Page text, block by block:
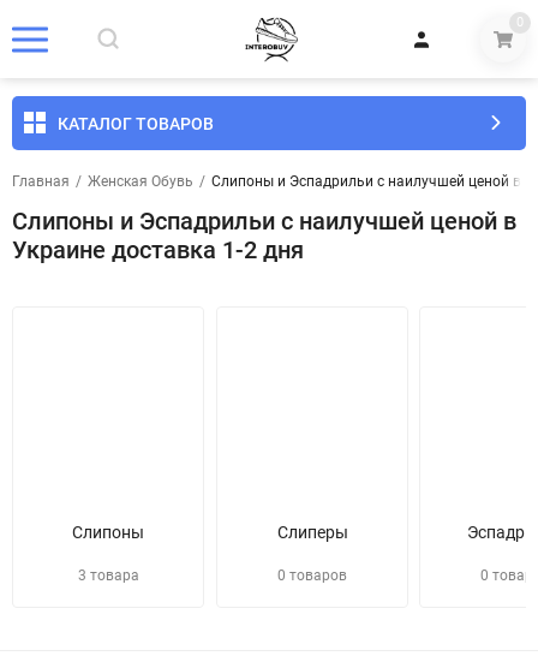
0
КАТАЛОГ ТОВАРОВ
Главная / Женская Обувь / Слипоны и Эспадрильи с наилучшей ценой в
Слипоны и Эспадрильи с наилучшей ценой в
Украине доставка 1-2 дня
Слипоны
3 товара
Слиперы
0 товаров 0